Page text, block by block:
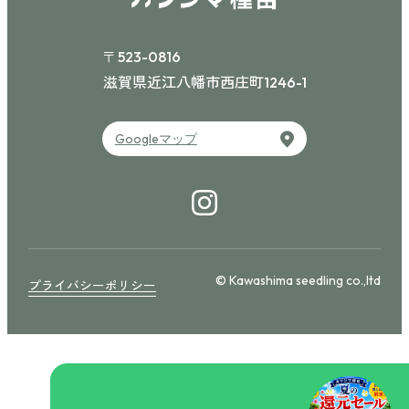
〒523-0816
滋賀県近江八幡市西庄町1246-1
Googleマップ
プライバシーポリシー © Kawashima seedling co.,ltd